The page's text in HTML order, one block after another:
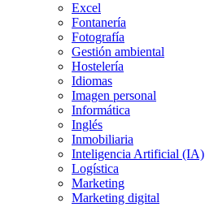
Excel
Fontanería
Fotografía
Gestión ambiental
Hostelería
Idiomas
Imagen personal
Informática
Inglés
Inmobiliaria
Inteligencia Artificial (IA)
Logística
Marketing
Marketing digital